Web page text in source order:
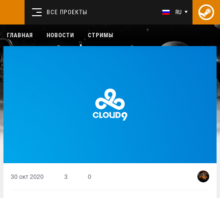
ВСЕ ПРОЕКТЫ RU
ГЛАВНАЯ НОВОСТИ СТРИМЫ
30 окт 2020 3 0